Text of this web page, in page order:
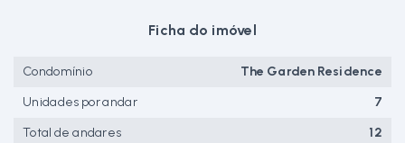
Ficha do imóvel
Condomínio
The Garden Residence
Unidades por andar
7
Total de andares
12